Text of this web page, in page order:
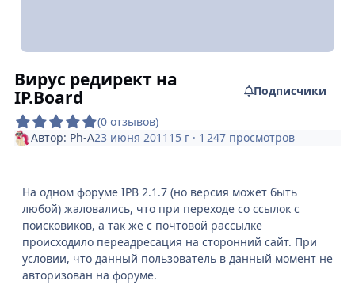
Вирус редирект на
IP.Board
(0 отзывов)
Подписчики
Автор: Ph-A23 июня 2011 15 г · 1 247 просмотров
На одном форуме IPB 2.1.7 (но версия может быть
любой) жаловались, что при переходе со ссылок с
поисковиков, а так же с почтовой рассылке
происходило переадресация на сторонний сайт. При
условии, что данный пользователь в данный момент не
авторизован на форуме.